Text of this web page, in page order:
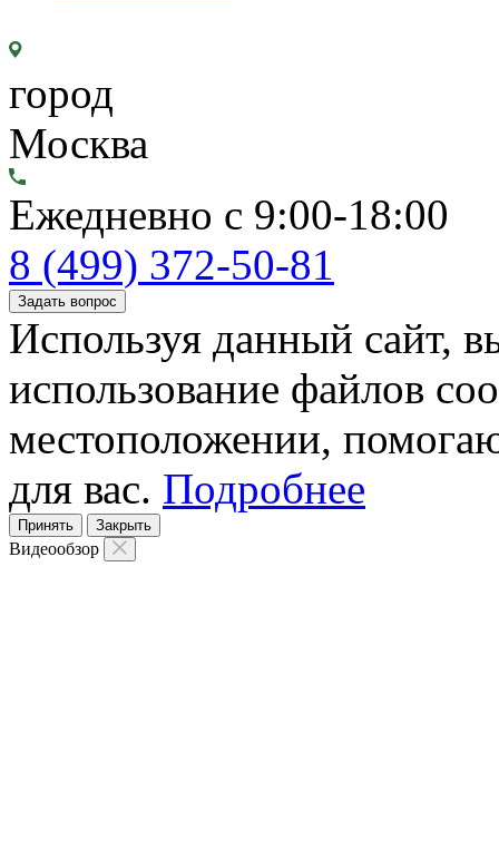
город
Москва
Ежедневно с 9:00-18:00
8 (499) 372-50-81
Задать вопрос
Используя данный сайт,
использование файлов
местоположении,
для вас. Подробнее
Принять Закрыть
Видеообзор